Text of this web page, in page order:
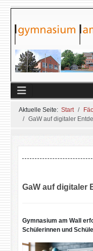
Aktuelle Seite: Start
GaW auf digitaler
GaW auf digitaler
Gymnasium am Wall
Schülerinnen und